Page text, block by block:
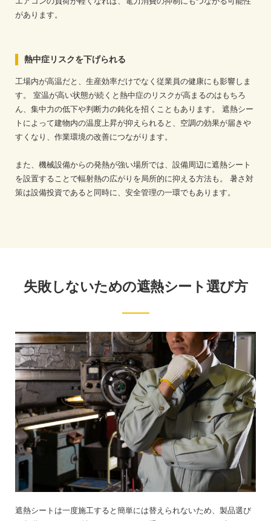
があります。
熱中症リスクを下げられる
工場内が高温だと、生産効率だけでなく従業員の健康にも影響しま
す。
室温が高い状態が続くと熱中症のリスクが高まるのはもちろ
ん、集中力の低下や判断力の鈍化を招くこともあります。
遮熱シー
トによって建物内の温度上昇が抑えられると、空調の効果が届きや
すくなり、作業環境の改善につながります。
また、機械設備からの発熱が強い場所では、設備周辺に遮熱シート
を設置することで輻射熱の広がりを局所的に抑える方法も。
暑さ対
策は設備投資であると同時に、安全管理の一環でもあります。
失敗しないための遮熱シート選び方
遮熱シートは一度施工すると簡単には替えられないため、製品選び